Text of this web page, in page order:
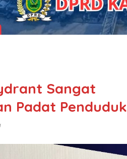
Sangat
Padat Penduduk